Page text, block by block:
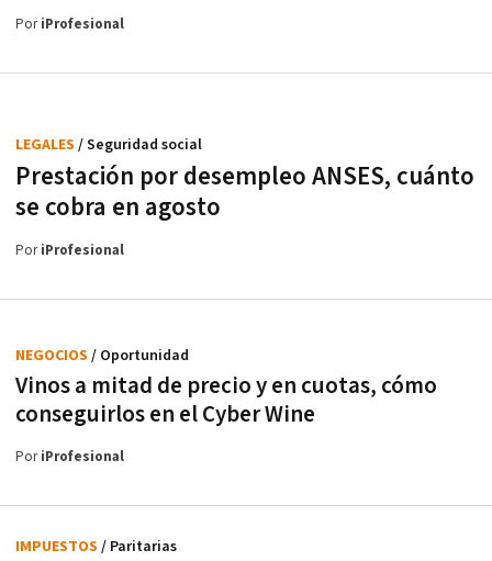
PoriProfesional
Prestación por desempleo ANSES, cuánto
se cobra en agosto
LEGALES / Seguridad social
PoriProfesional
Vinos a mitad de precio y en cuotas, cómo
conseguirlos en el Cyber Wine
NEGOCIOS / Oportunidad
PoriProfesional
IMPUESTOS / Paritarias